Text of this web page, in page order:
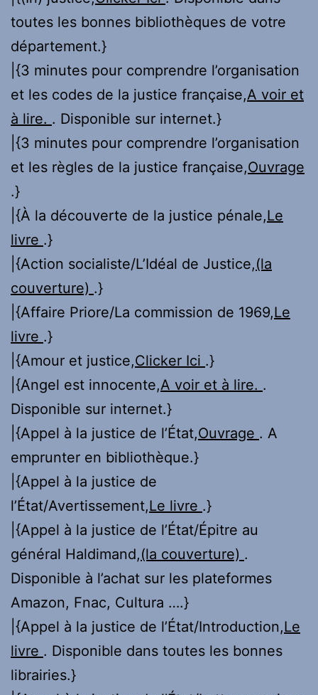
toutes les bonnes bibliothèques de votre
département.}
|{3 minutes pour comprendre l’organisation
et les codes de la justice française,A voir et
à lire. . Disponible sur internet.}
|{3 minutes pour comprendre l’organisation
et les règles de la justice française,Ouvrage
.}
|{À la découverte de la justice pénale,Le
livre .}
|{Action socialiste/L’Idéal de Justice,(la
couverture) .}
|{Affaire Priore/La commission de 1969,Le
livre .}
|{Amour et justice,Clicker Ici .}
|{Angel est innocente,A voir et à lire. .
Disponible sur internet.}
|{Appel à la justice de l’État,Ouvrage . A
emprunter en bibliothèque.}
|{Appel à la justice de
l’État/Avertissement,Le livre .}
|{Appel à la justice de l’État/Épitre au
général Haldimand,(la couverture) .
Disponible à l’achat sur les plateformes
Amazon, Fnac, Cultura ….}
|{Appel à la justice de l’État/Introduction,Le
livre . Disponible dans toutes les bonnes
librairies.}